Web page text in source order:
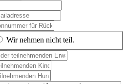
Wir nehmen nicht teil.